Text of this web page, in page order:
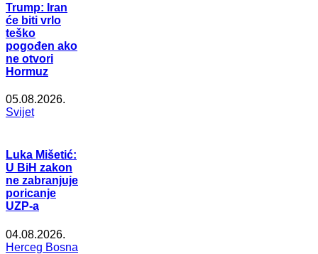
Trump: Iran
će biti vrlo
teško
pogođen ako
ne otvori
Hormuz
05.08.2026.
Svijet
Luka Mišetić:
U BiH zakon
ne zabranjuje
poricanje
UZP-a
04.08.2026.
Herceg Bosna